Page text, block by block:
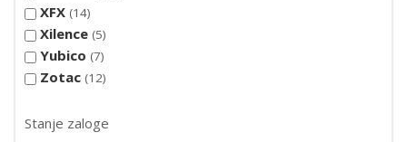
XFX 14
Xilence 5
Yubico 7
Zotac 12
Stanje zaloge